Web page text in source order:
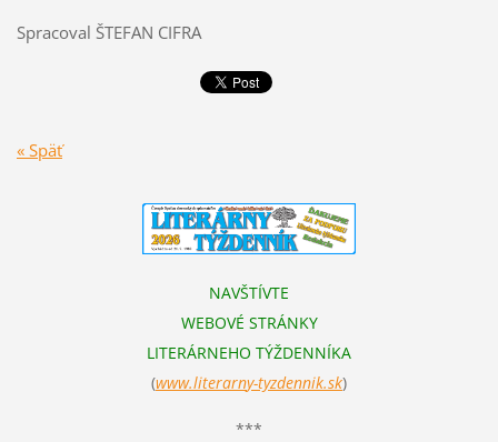
Spracoval ŠTEFAN CIFRA
« Späť
NAVŠTÍVTE
WEBOVÉ STRÁNKY
LITERÁRNEHO TÝŽDENNÍKA
(www.literarny-tyzdennik.sk)
***